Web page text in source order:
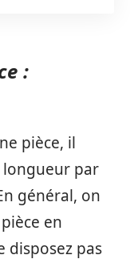
:
pièce, il
par
général, on
en
disposez pas